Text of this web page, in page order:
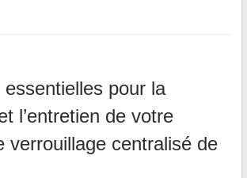
essentielles pour la
l’entretien de votre
verrouillage centralisé de